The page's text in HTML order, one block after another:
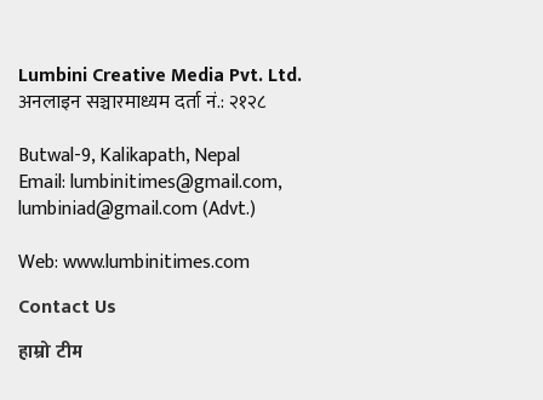
Lumbini Creative Media Pvt. Ltd.
अनलाइन सञ्चारमाध्यम दर्ता नं.: २१२८
Butwal-9, Kalikapath, Nepal
Email:lumbinitimes@gmail.com,
lumbiniad@gmail.com(Advt.)
Web: www.lumbinitimes.com
Contact Us
हाम्रो टीम